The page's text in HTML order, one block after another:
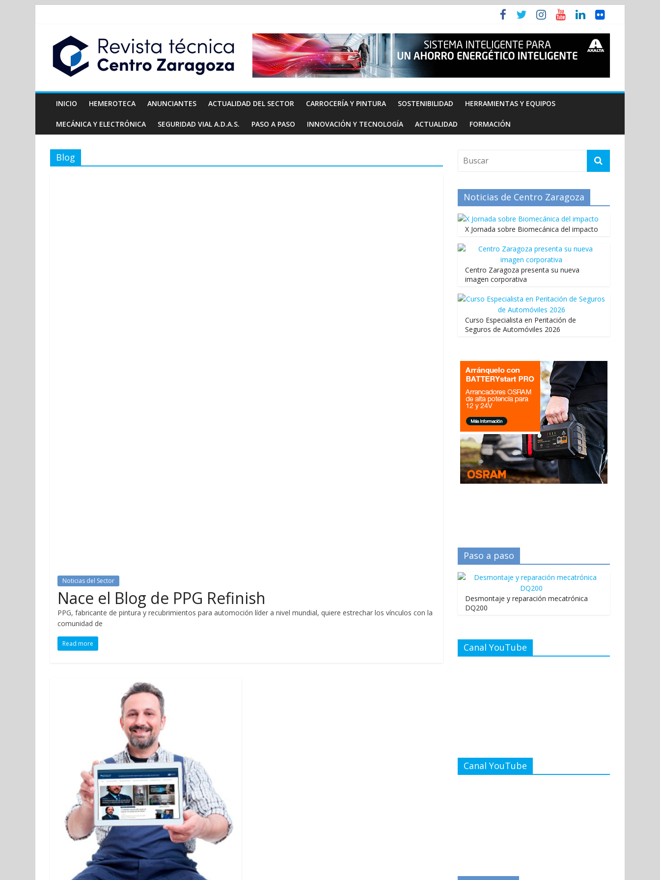
INICIO HEMEROTECA ANUNCIANTES ACTUALIDAD DEL SECTOR CARROCERÍA Y PINTURA SOSTENIBILIDAD HERRAMIENTAS Y EQUIPOS
MECÁNICA Y ELECTRÓNICA SEGURIDAD VIAL A.D.A.S. PASO A PASO INNOVACIÓN Y TECNOLOGÍA ACTUALIDAD FORMACIÓN
Blog
Noticias del Sector
Nace el Blog de PPG Refinish
PPG, fabricante de pintura y recubrimientos para automoción líder a nivel mundial, quiere estrechar los vínculos con la
comunidad de
Read more
Noticias de Centro Zaragoza
X Jornada sobre Biomecánica del impacto
Centro Zaragoza presenta su nueva
imagen corporativa
Curso Especialista en Peritación de
Seguros de Automóviles 2026
Paso a paso
Desmontaje y reparación mecatrónica
DQ200
Canal YouTube
Canal YouTube